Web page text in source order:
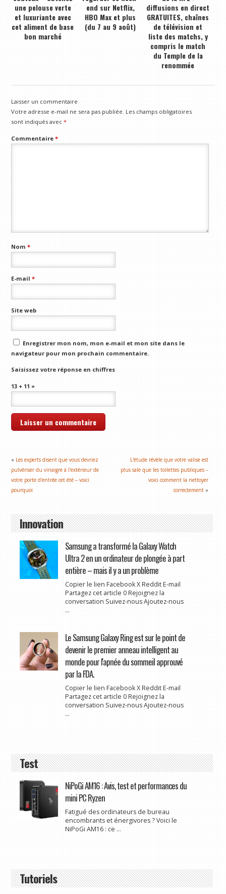
une pelouse verte
et luxuriante avec
cet aliment de base
bon marché
end sur Netflix,
HBO Max et plus
(du 7 au 9 août)
diffusions en direct
GRATUITES, chaînes
de télévision et
liste des matchs, y
compris le match
du Temple de la
renommée
Laisser un commentaire
Votre adresse e-mail ne sera pas publiée. Les champs obligatoires
sont indiqués avec*
Commentaire*
Nom*
E-mail*
Site web
Enregistrer mon nom, mon e-mail et mon site dans le
navigateur pour mon prochain commentaire.
Saisissez votre réponse en chiffres
13 + 11 =
« Les experts disent que vous devriez
pulvériser du vinaigre à l'extérieur de
votre porte d'entrée cet été – voici
pourquoi
L'étude révèle que votre valise est
plus sale que les toilettes publiques –
voici comment la nettoyer
correctement »
Innovation
Samsung a transformé la Galaxy Watch
Ultra 2 en un ordinateur de plongée à part
entière – mais il y a un problème
Copier le lien Facebook X Reddit E-mail
Partagez cet article 0 Rejoignez la
conversation Suivez-nous Ajoutez-nous
...
Le Samsung Galaxy Ring est sur le point de
devenir le premier anneau intelligent au
monde pour l'apnée du sommeil approuvé
par la FDA.
Copier le lien Facebook X Reddit E-mail
Partagez cet article 0 Rejoignez la
conversation Suivez-nous Ajoutez-nous
...
Test
NiPoGi AM16 : Avis, test et performances du
mini PC Ryzen
Fatigué des ordinateurs de bureau
encombrants et énergivores ? Voici le
NiPoGi AM16 : ce ...
Tutoriels